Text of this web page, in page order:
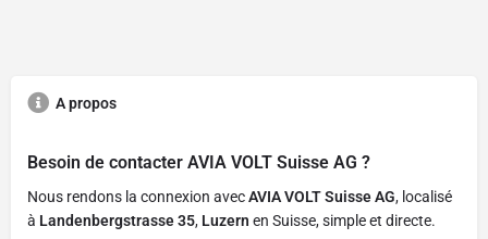
A propos
Besoin de contacter AVIA VOLT Suisse AG ?
Nous rendons la connexion avecAVIA VOLT Suisse AG, localisé
à Landenbergstrasse 35, Luzern en Suisse, simple et directe.